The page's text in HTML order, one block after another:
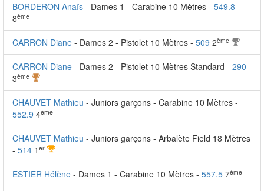
BORDERON Anaïs - Dames 1 - Carabine 10 Mètres - 549.8
8ème
CARRON Diane - Dames 2 - Pistolet 10 Mètres - 509 2ème
CARRON Diane - Dames 2 - Pistolet 10 Mètres Standard - 290
3ème
CHAUVET Mathieu - Juniors garçons - Carabine 10 Mètres -
552.9 4ème
CHAUVET Mathieu - Juniors garçons - Arbalète Field 18 Mètres
- 514 1 er
ESTIER Hélène - Dames 1 - Carabine 10 Mètres - 557.5 7ème